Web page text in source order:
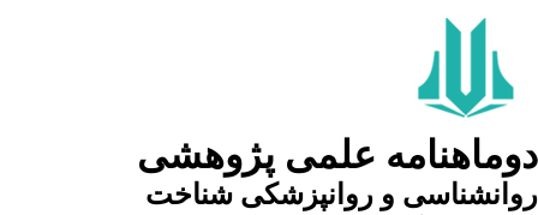
علمی پژوهشی
و روانپزشکی شناخت